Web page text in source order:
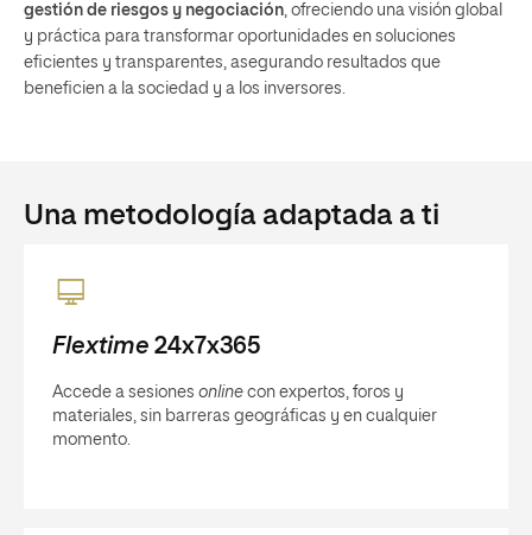
gestión de riesgos y negociación, ofreciendo una visión global
y práctica para transformar oportunidades en soluciones
eficientes y transparentes, asegurando resultados que
beneficien a la sociedad y a los inversores.
Una metodología adaptada a ti
Flextime 24x7x365
Accede a sesiones online con expertos, foros y
materiales, sin barreras geográficas y en cualquier
momento.